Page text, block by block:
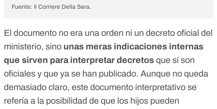
Fuente: Il Corriere Della Sera.
El documento no era una orden ni un decreto oficial del
ministerio, sino unas meras indicaciones internas
que sirven para interpretar decretos que sí son
oficiales y que ya se han publicado. Aunque no queda
demasiado claro, este documento interpretativo se
refería a la posibilidad de que los hijos pueden